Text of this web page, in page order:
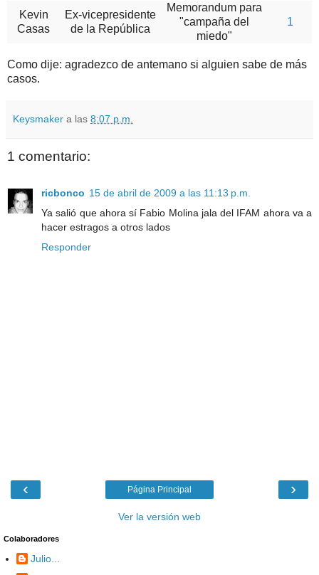
Kevin
Casas
Ex-vicepresidente
de la República
Memorandum para
"campaña del
miedo"
1
Como dije: agradezco de antemano si alguien sabe de más
casos.
Keysmaker a las 8:07 p.m.
1 comentario:
ricbonco 15 de abril de 2009 a las 11:13 p.m.
Ya salió que ahora sí Fabio Molina jala del IFAM ahora va a
hacer estragos a otros lados
Responder
‹ ›
Página Principal
Ver la versión web
Colaboradores
Julio...